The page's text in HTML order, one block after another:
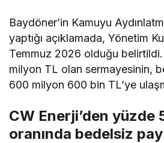
Baydöner’in Kamuyu
yaptığı açıklamada, Yönetim
Temmuz 2026 olduğu
milyon TL olan sermayesinin,
600 milyon 600 bin TL’ye
CW Enerji’den yüzde
oranında bedelsiz pay